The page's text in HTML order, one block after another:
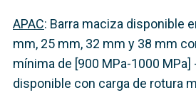
APAC: Barra maciza disponible
mm, 25 mm, 32 mm y 38 mm
mínima de [900 MPa-1000 MPa]
disponible con carga de rotura